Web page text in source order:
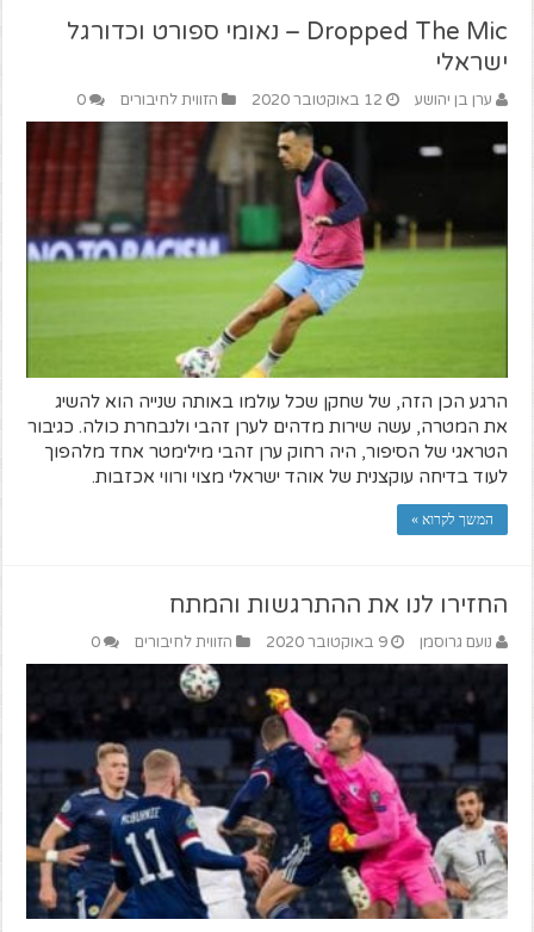
Dropped The Mic – נאומי ספורט וכדורגל
ישראלי
ערן בן יהושע 12 באוקטובר 2020 הזווית לחיבורים 0
הרגע הכן הזה, של שחקן שכל עולמו באותה שנייה הוא להשיג
את המטרה, עשה שירות מדהים לערן זהבי ולנבחרת כולה. כגיבור
הטראגי של הסיפור, היה רחוק ערן זהבי מילימטר אחד מלהפוך
לעוד בדיחה עוקצנית של אוהד ישראלי מצוי ורווי אכזבות.
המשך לקרוא »
החזירו לנו את ההתרגשות והמתח
נועם גרוסמן 9 באוקטובר 2020 הזווית לחיבורים 0